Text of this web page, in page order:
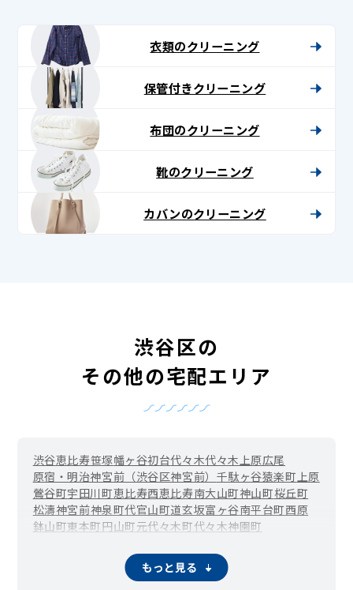
衣類のクリーニング
保管付きクリーニング
布団のクリーニング
靴のクリーニング
カバンのクリーニング
渋谷区の
その他の宅配エリア
渋谷恵比寿笹塚幡ヶ谷初台代々木代々木上原広尾
原宿・明治神宮前（渋谷区神宮前） 千駄ヶ谷猿楽町 上原
鶯谷町宇田川町恵比寿西恵比寿南大山町神山町桜丘町
松濤神宮前神泉町代官山町道玄坂富ヶ谷南平台町西原
鉢山町東本町円山町元代々木町代々木神園町
もっと見る